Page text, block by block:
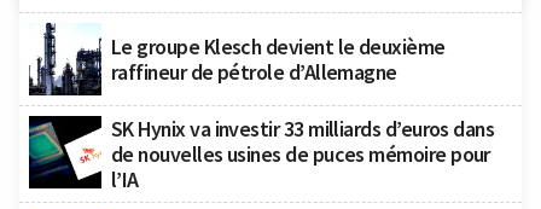
Le groupe Klesch devient le deuxième
raffineur de pétrole d’Allemagne
SK Hynix va investir 33 milliards d’euros dans
de nouvelles usines de puces mémoire pour
l’IA